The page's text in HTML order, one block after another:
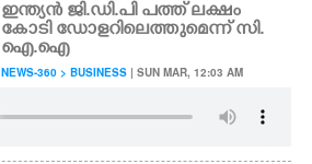
ഇന്ത്യൻ ജി.ഡി.പി പത്ത് ലക്ഷം
കോടി ഡോളറിലെത്തുമെന്ന് സി.
ഐ.ഐ
NEWS-360 > BUSINESS | SUN MAR, 12:03 AM